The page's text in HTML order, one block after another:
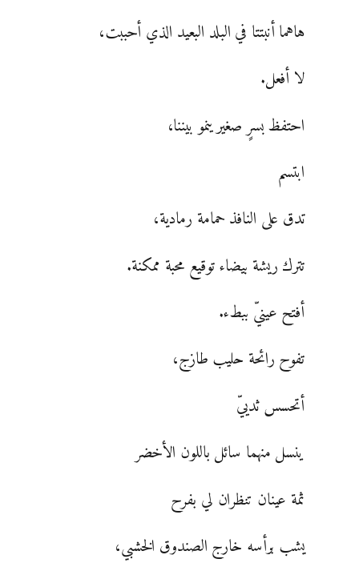
هاهما أنبتتا في البلد البعيد الذي أحببت،
لا أفعل.
احتفظ بسرٍ صغير ينمو بيننا،
ابتسم
تدق على النافذ حمامة رمادية،
تترك ريشة بيضاء توقيع محبة ممكنة.
أفتح عينيّ ببطء.
تفوح رائحة حليب طازج،
أتحسس ثدييّ
ينسل منهما سائل باللون الأخضر
ثمة عينان تنظران لي بفرح
يشب برأسه خارج الصندوق الخشبي،